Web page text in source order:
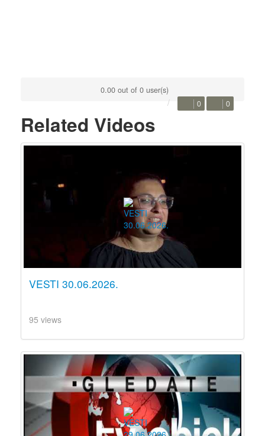
0.00 out of 0 user(s)
0 0
Related Videos
VESTI 30.06.2026.
95 views